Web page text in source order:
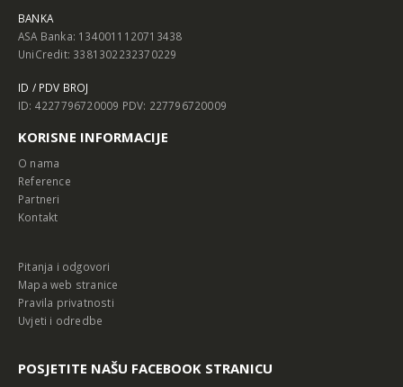
BANKA
ASA Banka: 1340011120713438
UniCredit: 3381302232370229
ID / PDV BROJ
ID: 4227796720009 PDV: 227796720009
KORISNE INFORMACIJE
O nama
Reference
Partneri
Kontakt
Pitanja i odgovori
Mapa web stranice
Pravila privatnosti
Uvjeti i odredbe
POSJETITE NAŠU FACEBOOK STRANICU